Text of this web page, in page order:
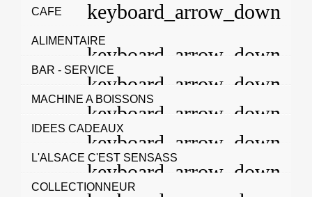
CAFE
ALIMENTAIRE
BAR - SERVICE
MACHINE A BOISSONS
IDEES CADEAUX
L'ALSACE C'EST SENSASS
COLLECTIONNEUR